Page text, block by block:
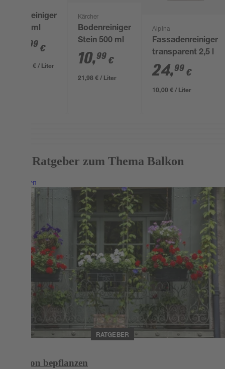
Vorreiniger
500 ml
99 €
19,98 € / Liter
Kärcher
Bodenreiniger
Stein 500 ml
10,99 €
21,98 € / Liter
Alpina
Fassadenreiniger
transparent 2,5 l
24,99 €
10,00 € / Liter
Mehr Ratgeber zum Thema Balkon
Weiterlesen
RATGEBER
Balkon bepflanzen